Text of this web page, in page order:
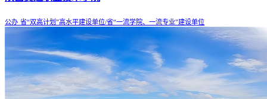
公办 省“双高计划”高水平建设单位/省“一流学院、一流专业”建设单位